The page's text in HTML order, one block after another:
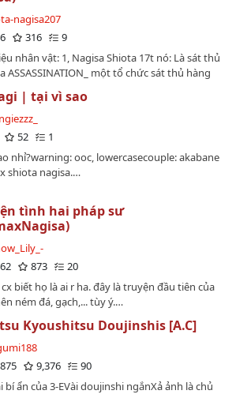
nagisa207
316
9
nhân vật: 1, Nagisa Shiota 17t nó: Là sát thủ
ASSASSINATION_ một tổ chức sát thủ hàng
từ khi mới 8 tuổi, xinh đẹp nhưng máu lạnh
quá khứ đau khổ. Mật danh là Black Rose( vì
xong thường đặt một bông hoa hồng nhuốm
một cựu cảnh sát đã chết trong một lần truy
thông minh được FBI bí mạt nuôi
khác mặc dù dã học xong chương trình, đẹp
lùng dấu sau vẻ đào hoa bay bướm là hotboy
KunugigaokaNhững nhân vật khác sẽ được
sau.…
| tại vì sao
52
1
nhỉ?warning: ooc, lowercasecouple: akabane
shiota nagisa.…
tình hai pháp sư
873
20
biết họ là ai r ha. đây là truyện đầu tiên của
ném đá, gạch,... tùy ý.…
Kyoushitsu Doujinshis [A.C]
9,376
90
bí ẩn của 3-EVài doujinshi ngắnXả ảnh là chủ